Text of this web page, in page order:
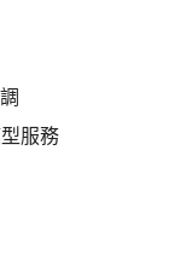
服務